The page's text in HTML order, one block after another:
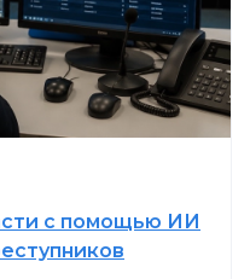
с помощью ИИ